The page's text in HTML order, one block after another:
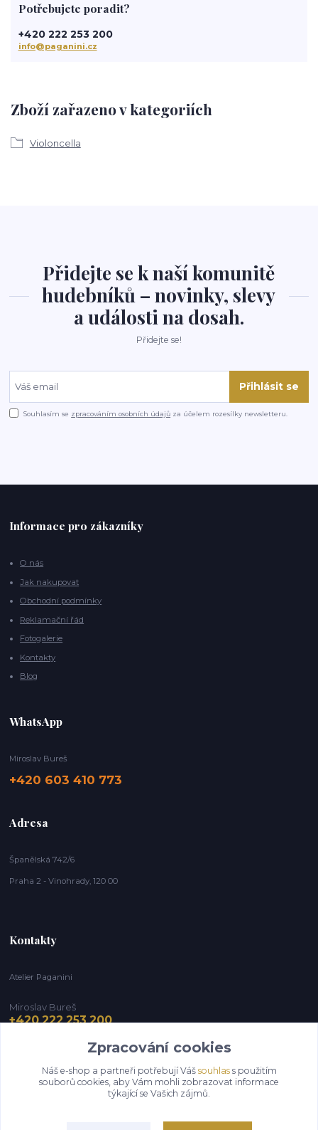
Zboží zařazeno v kategoriích
Violoncella
Potřebujete poradit?
+420 222 253 200
info@paganini.cz
Přidejte se k naší komunitě
hudebníků – novinky, slevy
a události na dosah.
Přidejte se!
Přihlásit se
Souhlasím se zpracováním osobních údajů za účelem rozesílky newsletteru.
Informace pro zákazníky
O nás
Jak nakupovat
Obchodní podmínky
Reklamační řád
Fotogalerie
Kontakty
Blog
WhatsApp
Miroslav Bureš
+420 603 410 773
Adresa
Španělská 742/6
Praha 2 - Vinohrady, 120 00
Kontakty
Atelier Paganini
Miroslav Bureš
+420 222 253 200
info@paganini.czZpracování cookies
Náš e-shop a partneři potřebují Váš souhlass použitím
souborů cookies, aby Vám mohli zobrazovat informace
týkající se Vašich zájmů.